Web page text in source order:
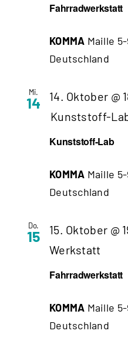
Fahrradwerkstatt
KOMMA Maille
Deutschland
Mi.
14
Kunststoff-Lab
14. Oktober @
Kunststoff-
KOMMA Maille
Deutschland
Do.
15
Fahrradwerkstatt
15. Oktober @
Werkstatt
KOMMA Maille
Deutschland